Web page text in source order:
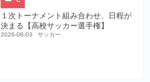
１次トーナメント組み合わせ、日程が
決まる【高校サッカー選手権】
2026-08-03 サッカー